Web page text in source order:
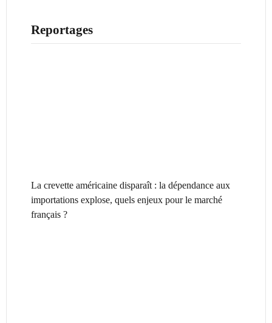
Reportages
La crevette américaine disparaît : la dépendance aux
importations explose, quels enjeux pour le marché
français ?